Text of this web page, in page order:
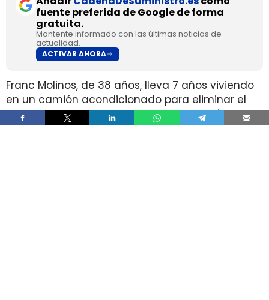
fuente preferida de Google de forma
gratuita.
Mantente informado con las últimas noticias de
actualidad.
ACTIVAR AHORA
Franc Molinos, de 38 años, lleva 7 años viviendo
en un camión acondicionado para eliminar el
alquiler y recortar sus gastos fijos. El vehículo
incorpora cocina, dormitorio, espacio de